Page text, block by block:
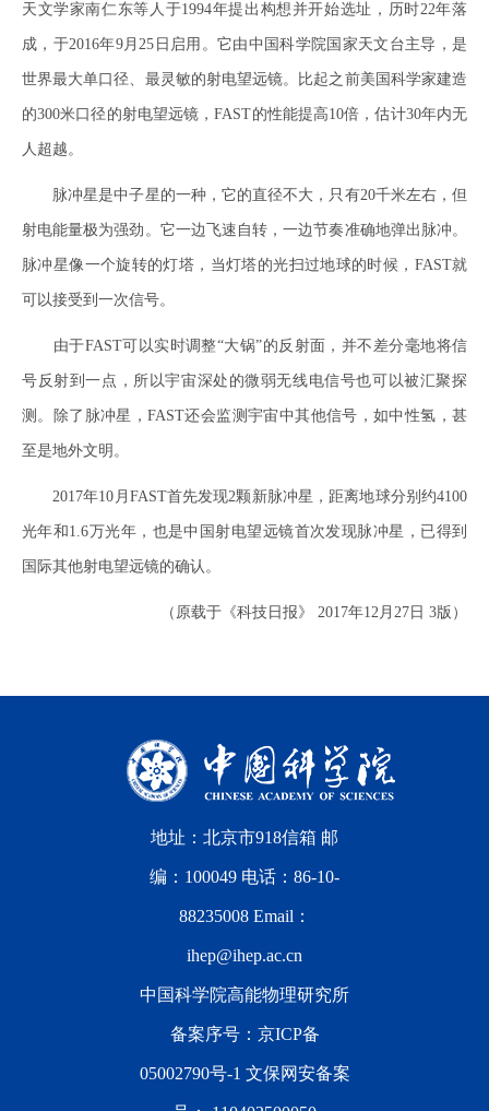
天文学家南仁东等人于1994年提出构想并开始选址，历时22年落
成，于2016年9月25日启用。它由中国科学院国家天文台主导，是
世界最大单口径、最灵敏的射电望远镜。比起之前美国科学家建造
的300米口径的射电望远镜，FAST的性能提高10倍，估计30年内无
人超越。
脉冲星是中子星的一种，它的直径不大，只有20千米左右，但
射电能量极为强劲。它一边飞速自转，一边节奏准确地弹出脉冲。
脉冲星像一个旋转的灯塔，当灯塔的光扫过地球的时候，FAST就
可以接受到一次信号。
由于FAST可以实时调整“大锅”的反射面，并不差分毫地将信
号反射到一点，所以宇宙深处的微弱无线电信号也可以被汇聚探
测。除了脉冲星，FAST还会监测宇宙中其他信号，如中性氢，甚
至是地外文明。
2017年10月FAST首先发现2颗新脉冲星，距离地球分别约4100
光年和1.6万光年，也是中国射电望远镜首次发现脉冲星，已得到
国际其他射电望远镜的确认。
（原载于《科技日报》 2017年12月27日 3版）
地址：北京市918信箱 邮
编：100049 电话：86-10-
88235008 Email：
ihep@ihep.ac.cn
中国科学院高能物理研究所
备案序号： 京ICP备
05002790号-1 文保网安备案